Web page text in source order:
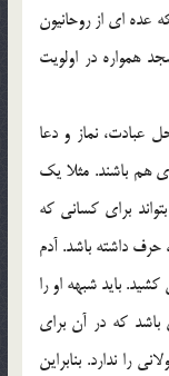
عده ای از روحانیون
همواره در اولویت
عبادت، نماز و دعا
هم باشند. مثلا یک
برای کسانی که
داشته باشد. آدم
باید شبهه او را
که در آن برای
را ندارد. بنابراین